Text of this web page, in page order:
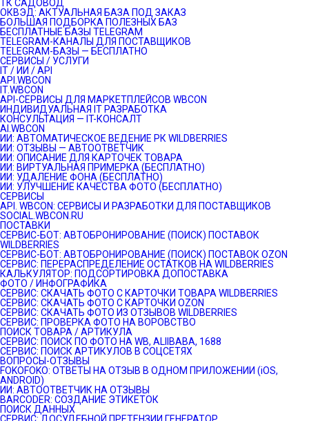
ТК САДОВОД
ОКВЭД: АКТУАЛЬНАЯ БАЗА ПОД ЗАКАЗ
БОЛЬШАЯ ПОДБОРКА ПОЛЕЗНЫХ БАЗ
БЕСПЛАТНЫЕ БАЗЫ TELEGRAM
TELEGRAM-КАНАЛЫ ДЛЯ ПОСТАВЩИКОВ
TELEGRAM-БАЗЫ — БЕСПЛАТНО
СЕРВИСЫ / УСЛУГИ
IT / ИИ / API
API.WBCON
IT.WBCON
API-СЕРВИСЫ ДЛЯ МАРКЕТПЛЕЙСОВ WBCON
ИНДИВИДУАЛЬНАЯ IT РАЗРАБОТКА
КОНСУЛЬТАЦИЯ — IT-КОНСАЛТ
AI.WBCON
ИИ: АВТОМАТИЧЕСКОЕ ВЕДЕНИЕ РК WILDBERRIES
ИИ: ОТЗЫВЫ — АВТООТВЕТЧИК
ИИ: ОПИСАНИЕ ДЛЯ КАРТОЧЕК ТОВАРА
ИИ: ВИРТУАЛЬНАЯ ПРИМЕРКА (БЕСПЛАТНО)
ИИ: УДАЛЕНИЕ ФОНА (БЕСПЛАТНО)
ИИ: УЛУЧШЕНИЕ КАЧЕСТВА ФОТО (БЕСПЛАТНО)
СЕРВИСЫ
API. WBCON: СЕРВИСЫ И РАЗРАБОТКИ ДЛЯ ПОСТАВЩИКОВ
SOCIAL.WBCON.RU
ПОСТАВКИ
CЕРВИС-БОТ: АВТОБРОНИРОВАНИЕ (ПОИСК) ПОСТАВОК
WILDBERRIES
СЕРВИС-БОТ: АВТОБРОНИРОВАНИЕ (ПОИСК) ПОСТАВОК OZON
СЕРВИС: ПЕРЕРАСПРЕДЕЛЕНИЕ ОСТАТКОВ НА WILDBERRIES
КАЛЬКУЛЯТОР: ПОДСОРТИРОВКА ДОПОСТАВКА
ФОТО / ИНФОГРАФИКА
СЕРВИС: СКАЧАТЬ ФОТО С КАРТОЧКИ ТОВАРА WILDBERRIES
СЕРВИС: СКАЧАТЬ ФОТО С КАРТОЧКИ OZON
СЕРВИС: СКАЧАТЬ ФОТО ИЗ ОТЗЫВОВ WILDBERRIES
СЕРВИС: ПРОВЕРКА ФОТО НА ВОРОВСТВО
ПОИСК ТОВАРА / АРТИКУЛА
СЕРВИС: ПОИСК ПО ФОТО НА WB, ALIIBABA, 1688
СЕРВИС: ПОИСК АРТИКУЛОВ В СОЦСЕТЯХ
ВОПРОСЫ-ОТЗЫВЫ
FOKOFOKO: ОТВЕТЫ НА ОТЗЫВ В ОДНОМ ПРИЛОЖЕНИИ (iOS,
ANDROID)
ИИ: АВТООТВЕТЧИК НА ОТЗЫВЫ
BARCODER: СОЗДАНИЕ ЭТИКЕТОК
ПОИСК ДАННЫХ